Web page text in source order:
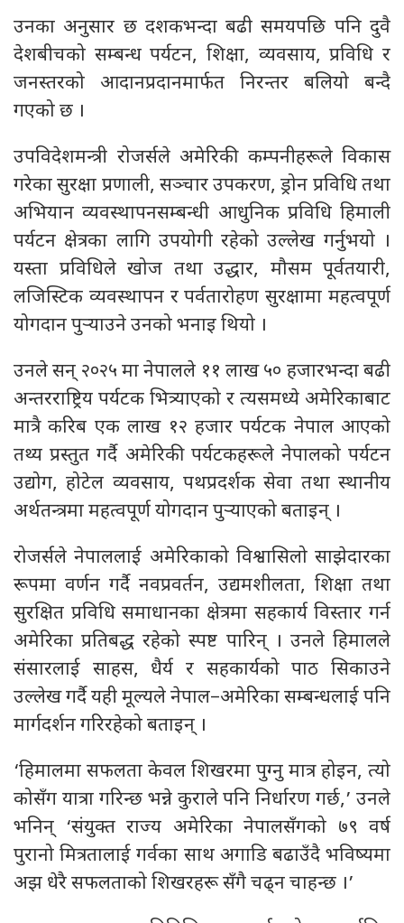
उनका अनुसार छ दशकभन्दा बढी समयपछि पनि दुवै
देशबीचको सम्बन्ध पर्यटन, शिक्षा, व्यवसाय, प्रविधि र
जनस्तरको आदानप्रदानमार्फत निरन्तर बलियो बन्दै
गएको छ ।
उपविदेशमन्त्री रोजर्सले अमेरिकी कम्पनीहरूले विकास
गरेका सुरक्षा प्रणाली, सञ्चार उपकरण, ड्रोन प्रविधि तथा
अभियान व्यवस्थापनसम्बन्धी आधुनिक प्रविधि हिमाली
पर्यटन क्षेत्रका लागि उपयोगी रहेको उल्लेख गर्नुभयो ।
यस्ता प्रविधिले खोज तथा उद्धार, मौसम पूर्वतयारी,
लजिस्टिक व्यवस्थापन र पर्वतारोहण सुरक्षामा महत्वपूर्ण
योगदान पुर्‍याउने उनको भनाइ थियो ।
उनले सन् २०२५ मा नेपालले ११ लाख ५० हजारभन्दा बढी
अन्तरराष्ट्रिय पर्यटक भित्र्याएको र त्यसमध्ये अमेरिकाबाट
मात्रै करिब एक लाख १२ हजार पर्यटक नेपाल आएको
तथ्य प्रस्तुत गर्दै अमेरिकी पर्यटकहरूले नेपालको पर्यटन
उद्योग, होटेल व्यवसाय, पथप्रदर्शक सेवा तथा स्थानीय
अर्थतन्त्रमा महत्वपूर्ण योगदान पुर्‍याएको बताइन् ।
रोजर्सले नेपाललाई अमेरिकाको विश्वासिलो साझेदारका
रूपमा वर्णन गर्दै नवप्रवर्तन, उद्यमशीलता, शिक्षा तथा
सुरक्षित प्रविधि समाधानका क्षेत्रमा सहकार्य विस्तार गर्न
अमेरिका प्रतिबद्ध रहेको स्पष्ट पारिन् । उनले हिमालले
संसारलाई साहस, धैर्य र सहकार्यको पाठ सिकाउने
उल्लेख गर्दै यही मूल्यले नेपाल–अमेरिका सम्बन्धलाई पनि
मार्गदर्शन गरिरहेको बताइन् ।
‘हिमालमा सफलता केवल शिखरमा पुग्नु मात्र होइन, त्यो
कोसँग यात्रा गरिन्छ भन्ने कुराले पनि निर्धारण गर्छ,’ उनले
भनिन् ‘संयुक्त राज्य अमेरिका नेपालसँगको ७९ वर्ष
पुरानो मित्रतालाई गर्वका साथ अगाडि बढाउँदै भविष्यमा
अझ धेरै सफलताको शिखरहरू सँगै चढ्न चाहन्छ ।’